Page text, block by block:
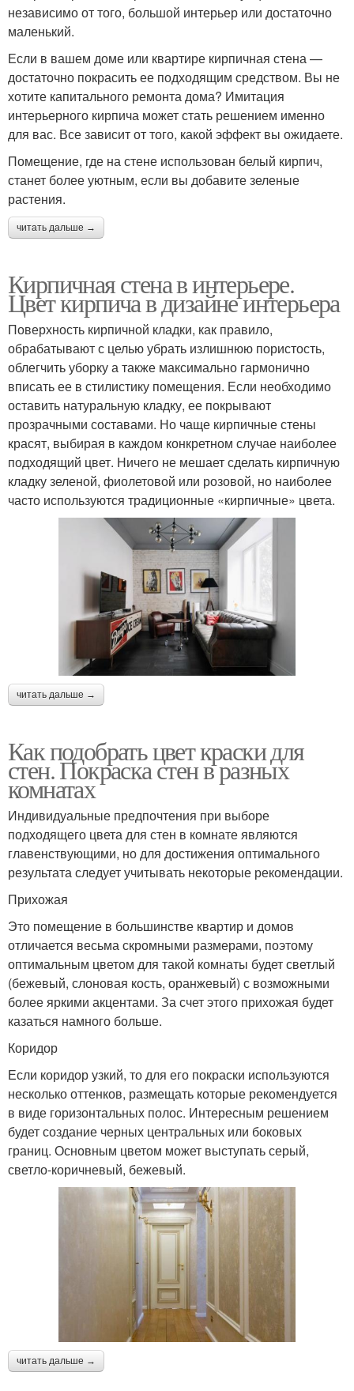
независимо от того, большой интерьер или достаточно
маленький.
Если в вашем доме или квартире кирпичная стена —
достаточно покрасить ее подходящим средством. Вы не
хотите капитального ремонта дома? Имитация
интерьерного кирпича может стать решением именно
для вас. Все зависит от того, какой эффект вы ожидаете.
Помещение, где на стене использован белый кирпич,
станет более уютным, если вы добавите зеленые
растения.
читать дальше →
Кирпичная стена в интерьере.
Цвет кирпича в дизайне интерьера
Поверхность кирпичной кладки, как правило,
обрабатывают с целью убрать излишнюю пористость,
облегчить уборку а также максимально гармонично
вписать ее в стилистику помещения. Если необходимо
оставить натуральную кладку, ее покрывают
прозрачными составами. Но чаще кирпичные стены
красят, выбирая в каждом конкретном случае наиболее
подходящий цвет. Ничего не мешает сделать кирпичную
кладку зеленой, фиолетовой или розовой, но наиболее
часто используются традиционные «кирпичные» цвета.
читать дальше →
Как подобрать цвет краски для
стен. Покраска стен в разных
комнатах
Индивидуальные предпочтения при выборе
подходящего цвета для стен в комнате являются
главенствующими, но для достижения оптимального
результата следует учитывать некоторые рекомендации.
Прихожая
Это помещение в большинстве квартир и домов
отличается весьма скромными размерами, поэтому
оптимальным цветом для такой комнаты будет светлый
(бежевый, слоновая кость, оранжевый) с возможными
более яркими акцентами. За счет этого прихожая будет
казаться намного больше.
Коридор
Если коридор узкий, то для его покраски используются
несколько оттенков, размещать которые рекомендуется
в виде горизонтальных полос. Интересным решением
будет создание черных центральных или боковых
границ. Основным цветом может выступать серый,
светло-коричневый, бежевый.
читать дальше →